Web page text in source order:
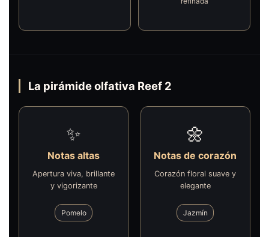
La pirámide olfativa Reef 2
✨
Notas altas
Apertura viva, brillante
y vigorizante
Pomelo
🌼
Notas de corazón
Corazón floral suave y
elegante
Jazmín